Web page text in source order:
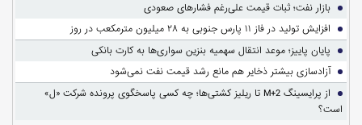
بازار نفت؛ ثبات قیمت علی‌رغم فشارهای صعودی
افزایش تولید در فاز ۱۱ پارس جنوبی به ۲۸ میلیون مترمکعب در روز
پایان پاییز؛ موعد انتقال سهمیه بنزین سواری‌ها به کارت بانکی
آزادسازی بیشتر ذخایر هم مانع رشد قیمت نفت نمی‌شود
از پرایسینگ M+2 تا ریلیز کشتی‌ها؛ چه کسی پاسخگوی پرونده شرکت «ل»
است؟